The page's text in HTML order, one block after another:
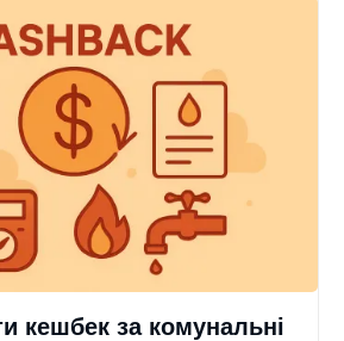
кешбек за комунальні